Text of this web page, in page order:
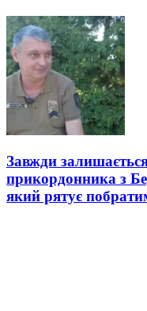
Завжди
прикордонника з
який рятує